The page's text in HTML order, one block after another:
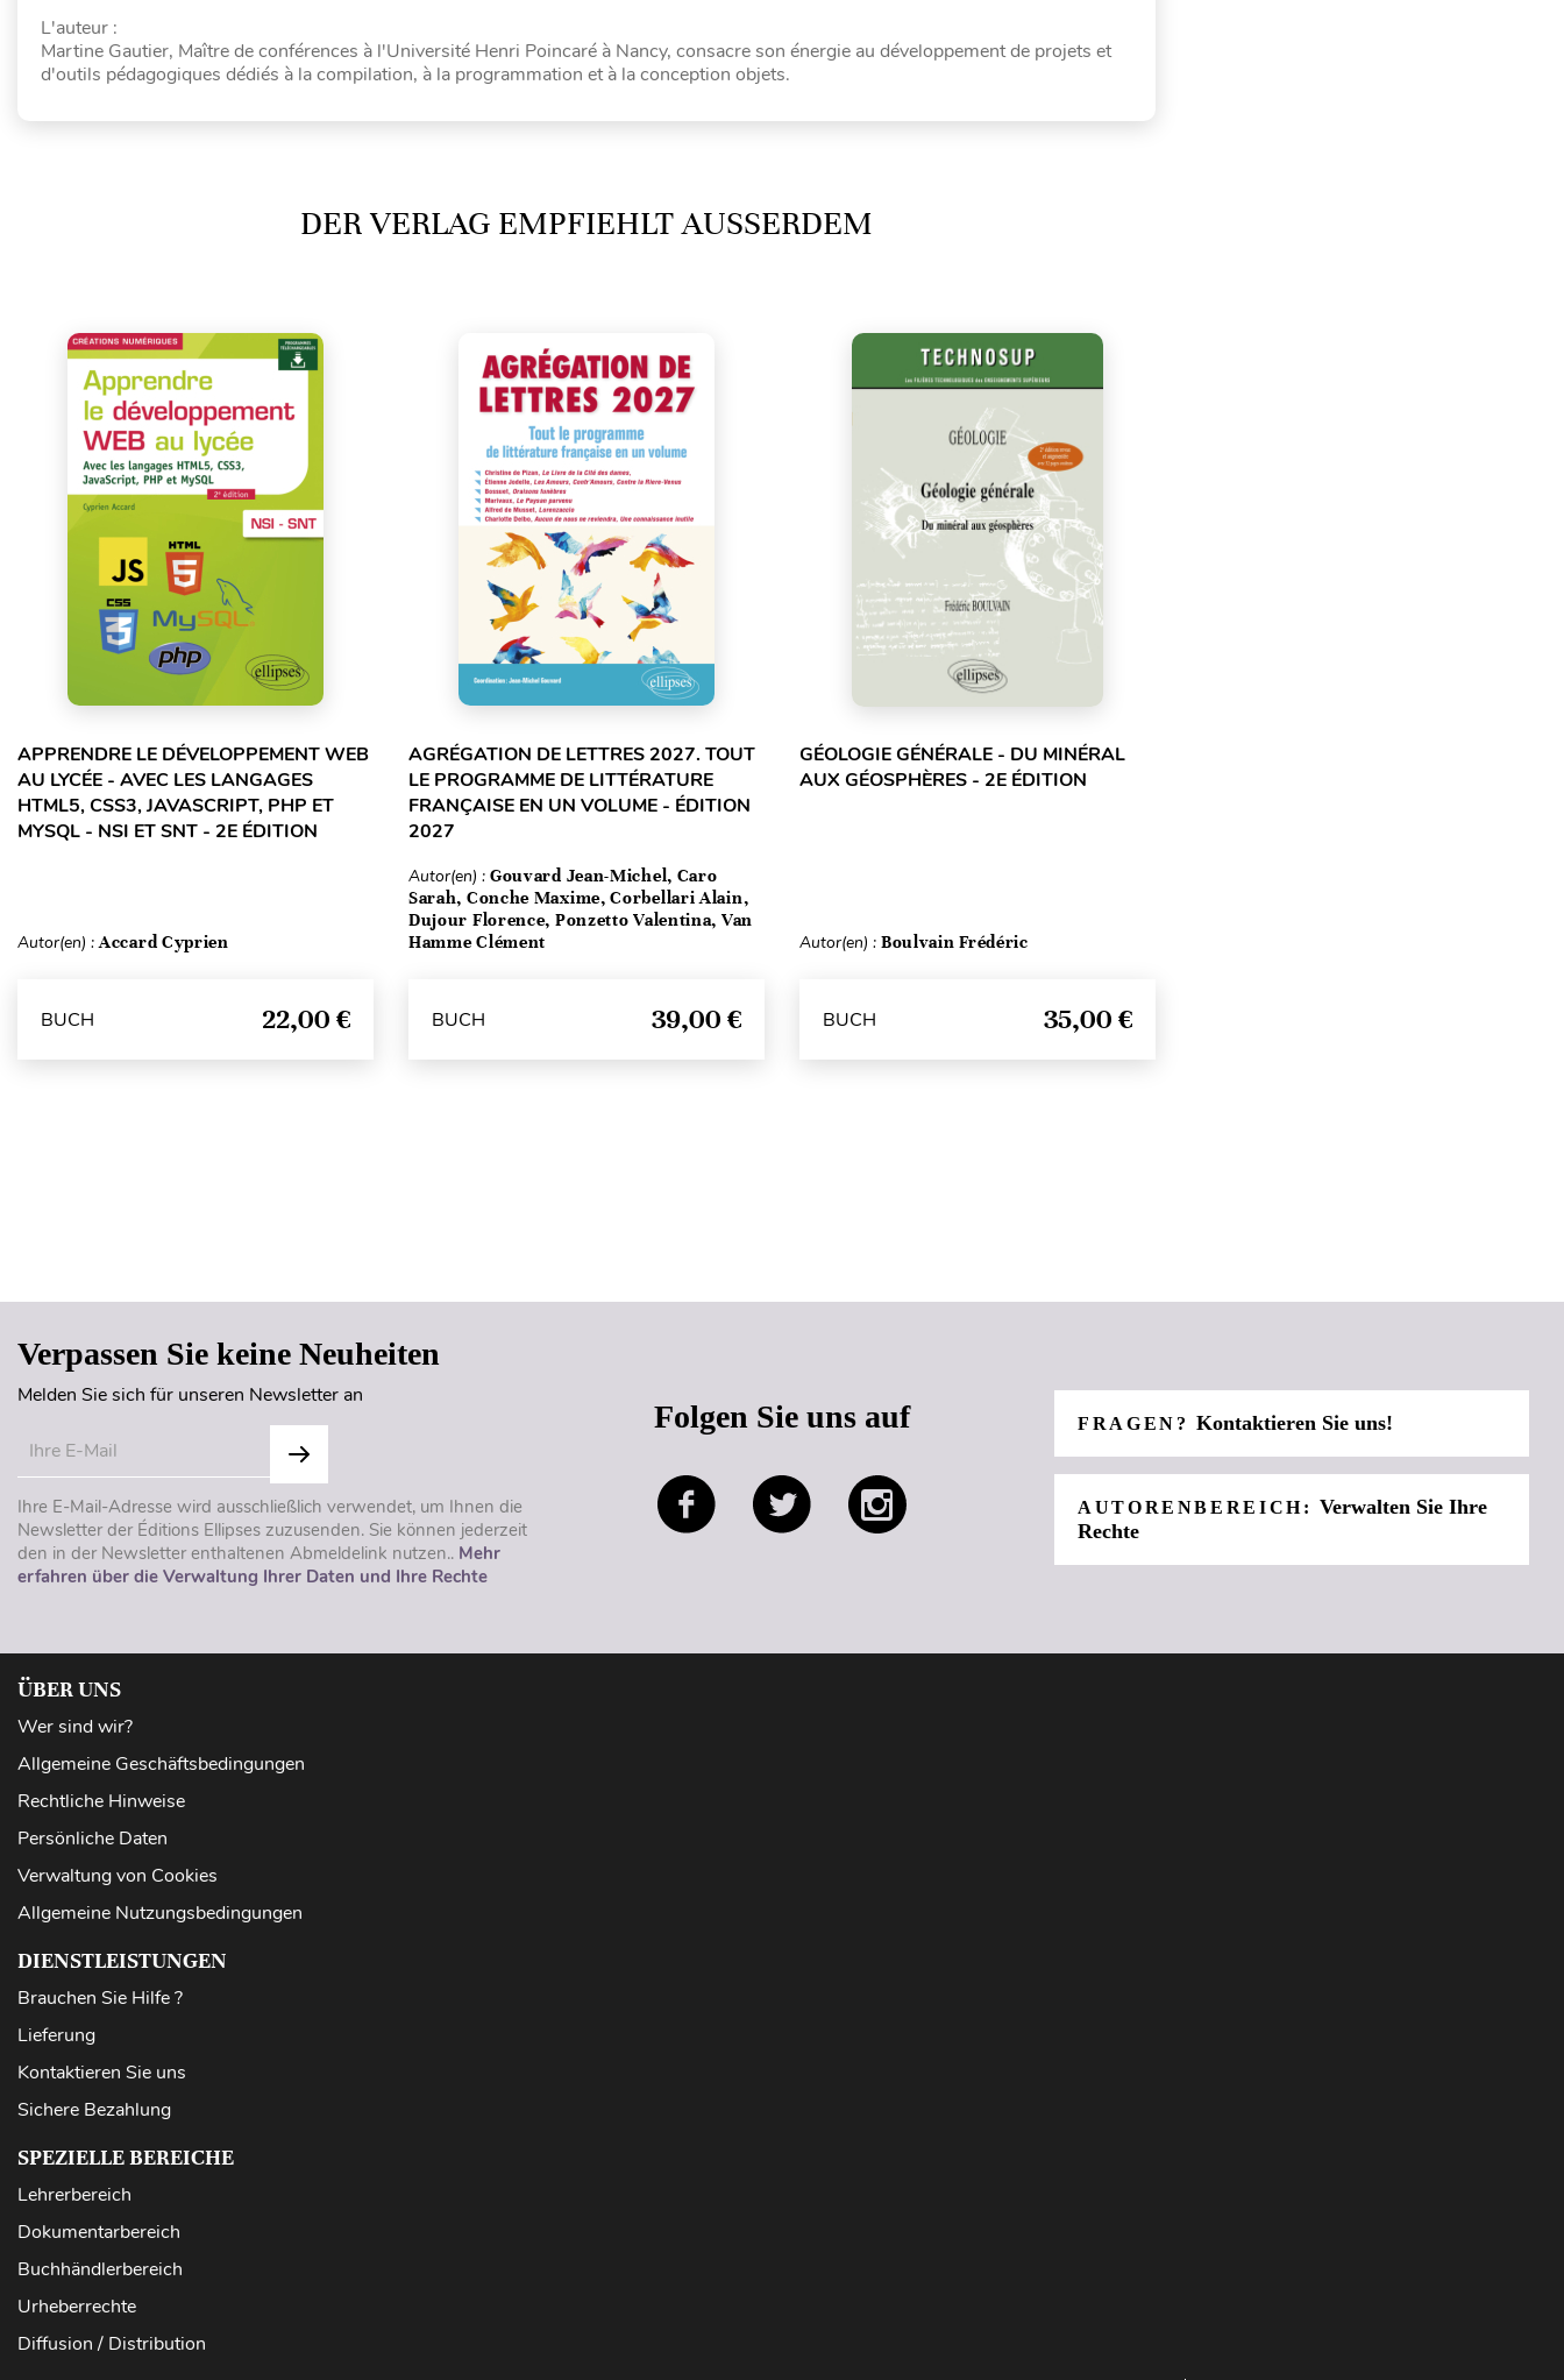
L'auteur :
Martine Gautier, Maître de conférences à l'Université Henri Poincaré à Nancy, consacre son énergie au développement de projets et
d'outils pédagogiques dédiés à la compilation, à la programmation et à la conception objets.
DER VERLAG EMPFIEHLT AUSSERDEM
APPRENDRE LE DÉVELOPPEMENT WEB
AU LYCÉE - AVEC LES LANGAGES
HTML5, CSS3, JAVASCRIPT, PHP ET
MYSQL - NSI ET SNT - 2E ÉDITION
Autor(en) :Accard Cyprien
BUCH 22,00 €
AGRÉGATION DE LETTRES 2027. TOUT
LE PROGRAMME DE LITTÉRATURE
FRANÇAISE EN UN VOLUME - ÉDITION
2027
Autor(en) : Gouvard Jean-Michel, Caro
Sarah, Conche Maxime, Corbellari Alain,
Dujour Florence, Ponzetto Valentina, Van
Hamme Clément
BUCH 39,00 €
GÉOLOGIE GÉNÉRALE - DU MINÉRAL
AUX GÉOSPHÈRES - 2E ÉDITION
Autor(en) : Boulvain Frédéric
BUCH 35,00 €
Verpassen Sie keine Neuheiten
Melden Sie sich für unseren Newsletter an
Ihre E-Mail-Adresse wird ausschließlich verwendet, um Ihnen die
Newsletter der Éditions Ellipses zuzusenden. Sie können jederzeit
den in der Newsletter enthaltenen Abmeldelink nutzen.. Mehr
erfahren über die Verwaltung Ihrer Daten und Ihre Rechte
Folgen Sie uns auf FRAGEN?Kontaktieren Sie uns!
AUTORENBEREICH:Verwalten Sie Ihre
Rechte
ÜBER UNS
Wer sind wir?
Allgemeine Geschäftsbedingungen
Rechtliche Hinweise
Persönliche Daten
Verwaltung von Cookies
Allgemeine Nutzungsbedingungen
DIENSTLEISTUNGEN
Brauchen Sie Hilfe ?
Lieferung
Kontaktieren Sie uns
Sichere Bezahlung
SPEZIELLE BEREICHE
Lehrerbereich
Dokumentarbereich
Buchhändlerbereich
Urheberrechte
Diffusion / Distribution